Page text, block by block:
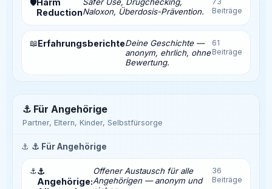
🛡️
ReductionNaloxon, Überdosis-Prävention.
Beiträge
📖ErfahrungsberichteDeine Geschichte —
anonym, ehrlich, ohne
Bewertung.
61
Beiträge
⚓ Für Angehörige
Partner, Eltern, Kinder, Selbstfürsorge
⚓ ⚓ Für Angehörige
⚓⚓
Angehörige:
Offener Austausch für alle
Angehörigen — anonym und
36
Beiträge